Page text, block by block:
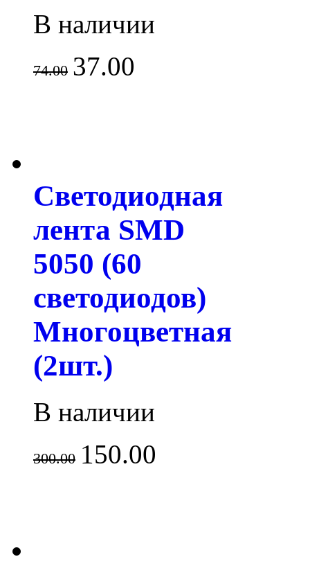
В наличии
74.00 37.00
Светодиодная
лента SMD
5050 (60
светодиодов)
Многоцветная
(2шт.)
В наличии
300.00 150.00